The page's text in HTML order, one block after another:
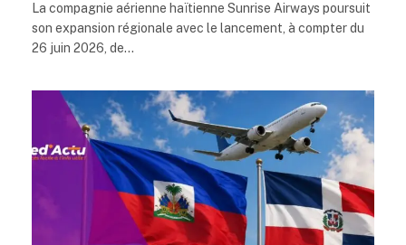
La compagnie aérienne haïtienne Sunrise Airways poursuit
son expansion régionale avec le lancement, à compter du
26 juin 2026, de…